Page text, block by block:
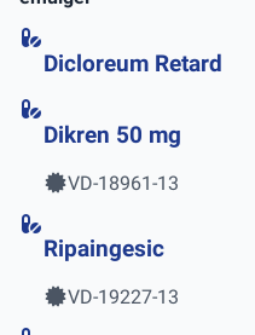
Dicloreum Retard
Dikren 50 mg
VD-18961-13
Ripaingesic
VD-19227-13